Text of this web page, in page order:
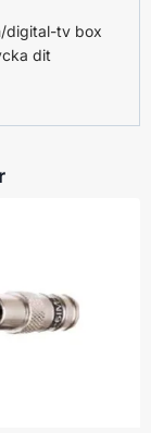
digital-tv box
dit